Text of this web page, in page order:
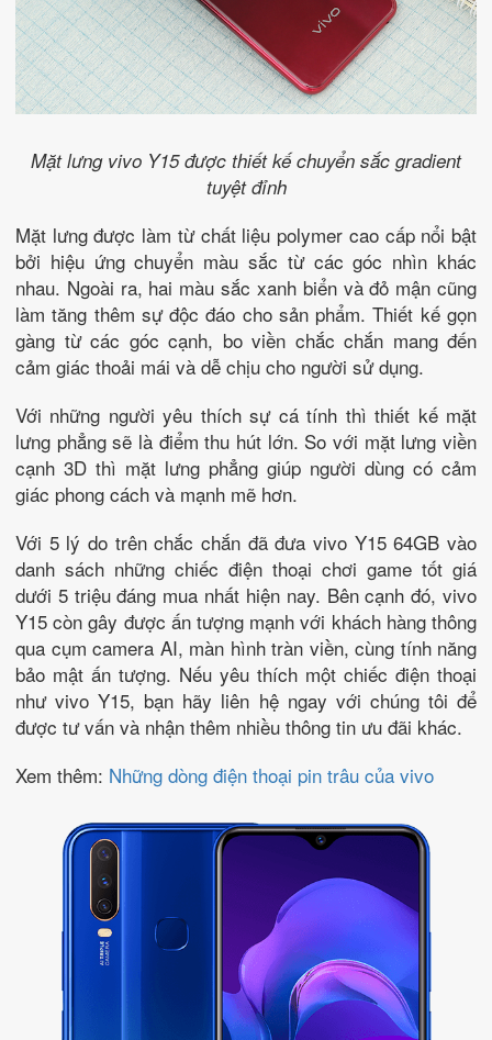
Mặt lưng vivo Y15 được thiết kế chuyển sắc gradient
tuyệt đỉnh
Mặt lưng được làm từ chất liệu polymer cao cấp nổi bật
bởi hiệu ứng chuyển màu sắc từ các góc nhìn khác
nhau. Ngoài ra, hai màu sắc xanh biển và đỏ mận cũng
làm tăng thêm sự độc đáo cho sản phẩm. Thiết kế gọn
gàng từ các góc cạnh, bo viền chắc chắn mang đến
cảm giác thoải mái và dễ chịu cho người sử dụng.
Với những người yêu thích sự cá tính thì thiết kế mặt
lưng phẳng sẽ là điểm thu hút lớn. So với mặt lưng viền
cạnh 3D thì mặt lưng phẳng giúp người dùng có cảm
giác phong cách và mạnh mẽ hơn.
Với 5 lý do trên chắc chắn đã đưa vivo Y15 64GB vào
danh sách những chiếc điện thoại chơi game tốt giá
dưới 5 triệu đáng mua nhất hiện nay. Bên cạnh đó, vivo
Y15 còn gây được ấn tượng mạnh với khách hàng thông
qua cụm camera AI, màn hình tràn viền, cùng tính năng
bảo mật ấn tượng. Nếu yêu thích một chiếc điện thoại
như vivo Y15, bạn hãy liên hệ ngay với chúng tôi để
được tư vấn và nhận thêm nhiều thông tin ưu đãi khác.
Xem thêm: Những dòng điện thoại pin trâu của vivo